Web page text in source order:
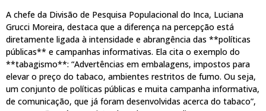
A chefe da Divisão de Pesquisa Populacional do Inca, Luciana
Grucci Moreira, destaca que a diferença na percepção está
diretamente ligada à intensidade e abrangência das **políticas
públicas** e campanhas informativas. Ela cita o exemplo do
**tabagismo**: “Advertências em embalagens, impostos para
elevar o preço do tabaco, ambientes restritos de fumo. Ou seja,
um conjunto de políticas públicas e muita campanha informativa,
de comunicação, que já foram desenvolvidas acerca do tabaco”,